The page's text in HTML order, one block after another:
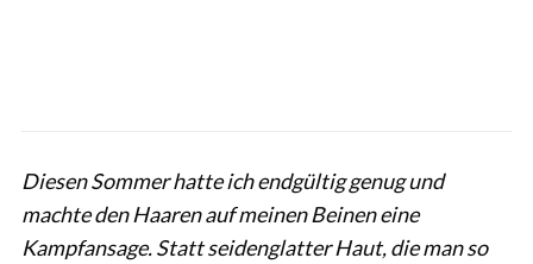
Diesen Sommer hatte ich endgültig genug und
machte den Haaren auf meinen Beinen eine
Kampfansage. Statt seidenglatter Haut, die man so